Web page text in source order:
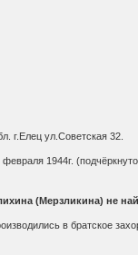
г.Елец ул.Советская 32.
1944г.
(Мерзликина) не
в братское